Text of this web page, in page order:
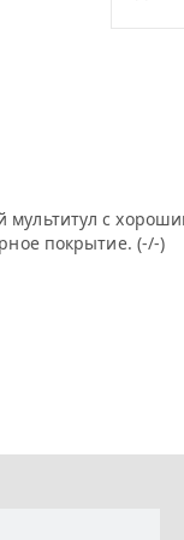
с
покрытие. (-/-)